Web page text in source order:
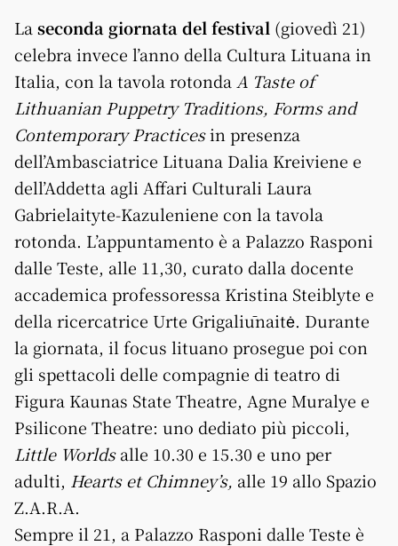
La seconda giornata del festival (giovedì 21)
celebra invece l’anno della Cultura Lituana in
Italia, con la tavola rotonda A Taste of
Lithuanian Puppetry Traditions, Forms and
Contemporary Practicesin presenza
dell’Ambasciatrice Lituana Dalia Kreiviene e
dell’Addetta agli Affari Culturali Laura
Gabrielaityte-Kazuleniene con la tavola
rotonda. L’appuntamento è a Palazzo Rasponi
dalle Teste, alle 11,30, curato dalla docente
accademica professoressa Kristina Steiblyte e
della ricercatrice Urte Grigaliūnaitė. Durante
la giornata, il focus lituano prosegue poi con
gli spettacoli delle compagnie di teatro di
Figura Kaunas State Theatre, Agne Muralye e
Psilicone Theatre: uno dediato più piccoli,
Little Worldsalle 10.30 e 15.30 e uno per
adulti, Hearts et Chimney’s, alle 19 allo Spazio
Z.A.R.A.
Sempre il 21, a Palazzo Rasponi dalle Teste è